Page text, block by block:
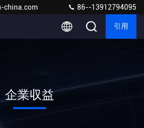
china.com 86--13912794095
引用
企業収益